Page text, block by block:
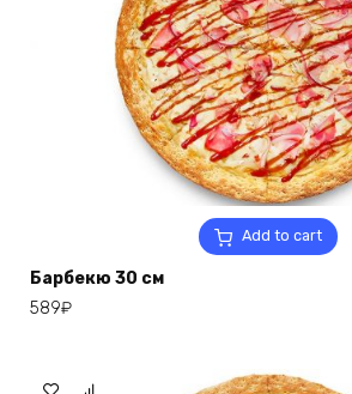
Add to cart
Барбекю 30 см
589₽